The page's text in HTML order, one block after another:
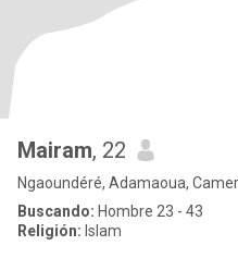
Mairam, 22
Ngaoundéré, Adamaoua,
Buscando: Hombre 23 - 43
Religión: Islam